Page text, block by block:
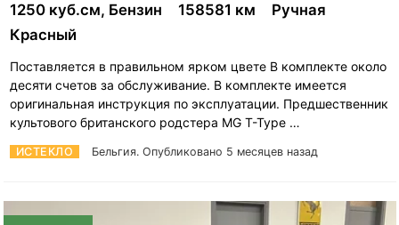
ИСТЕКЛО Бельгия. Опубликовано 5 месяцев назад
1250 куб.см, Бензин 158581 км
Ручная
Красный
Поставляется в правильном ярком цвете В комплекте около
десяти счетов за обслуживание. В комплекте имеется
оригинальная инструкция по эксплуатации. Предшественник
культового британского родстера MG T-Type …